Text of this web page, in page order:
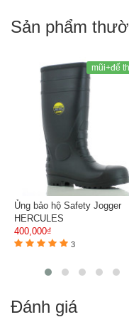
Sản phẩm
mũi+đế
Ủng bảo hộ Safety Jogger
HERCULES
400,000₫
3
Đánh giá